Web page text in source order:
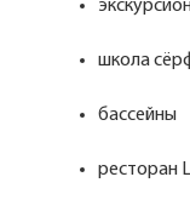
школа
бассейны
ресторан